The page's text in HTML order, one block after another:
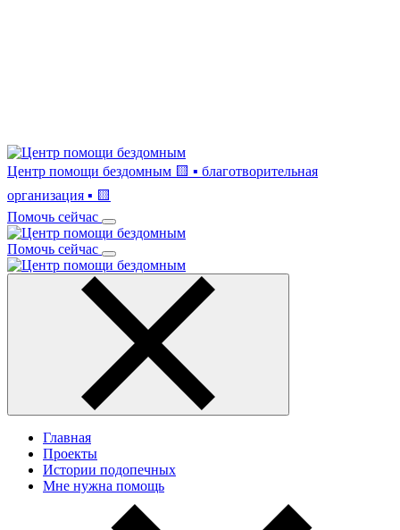
Центр помощи бездомным 🟨 ▪ благотворительная
организация ▪ 🟨
Помочь сейчас
Помочь сейчас
Главная
Проекты
Истории подопечных
Мне нужна помощь